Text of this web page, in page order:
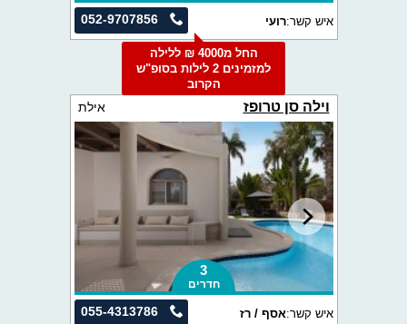
052-9707856 איש קשר:רועי
החל מ4000 ₪ ללילה
למזמינים 2 לילות בסופ"ש
הקרוב
וילה סן טרופז אילת
3
חדרים
055-4313786 איש קשר:אסף / רז